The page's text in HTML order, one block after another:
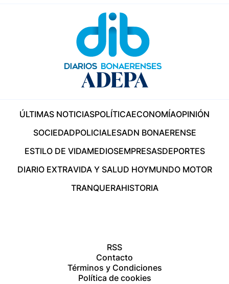
ÚLTIMAS NOTICIASPOLÍTICAECONOMÍAOPINIÓN
SOCIEDADPOLICIALESADN BONAERENSE
ESTILO DE VIDAMEDIOSEMPRESASDEPORTES
DIARIO EXTRAVIDA Y SALUD HOYMUNDO MOTOR
TRANQUERAHISTORIA
RSS
Contacto
Términos y Condiciones
Política de cookies